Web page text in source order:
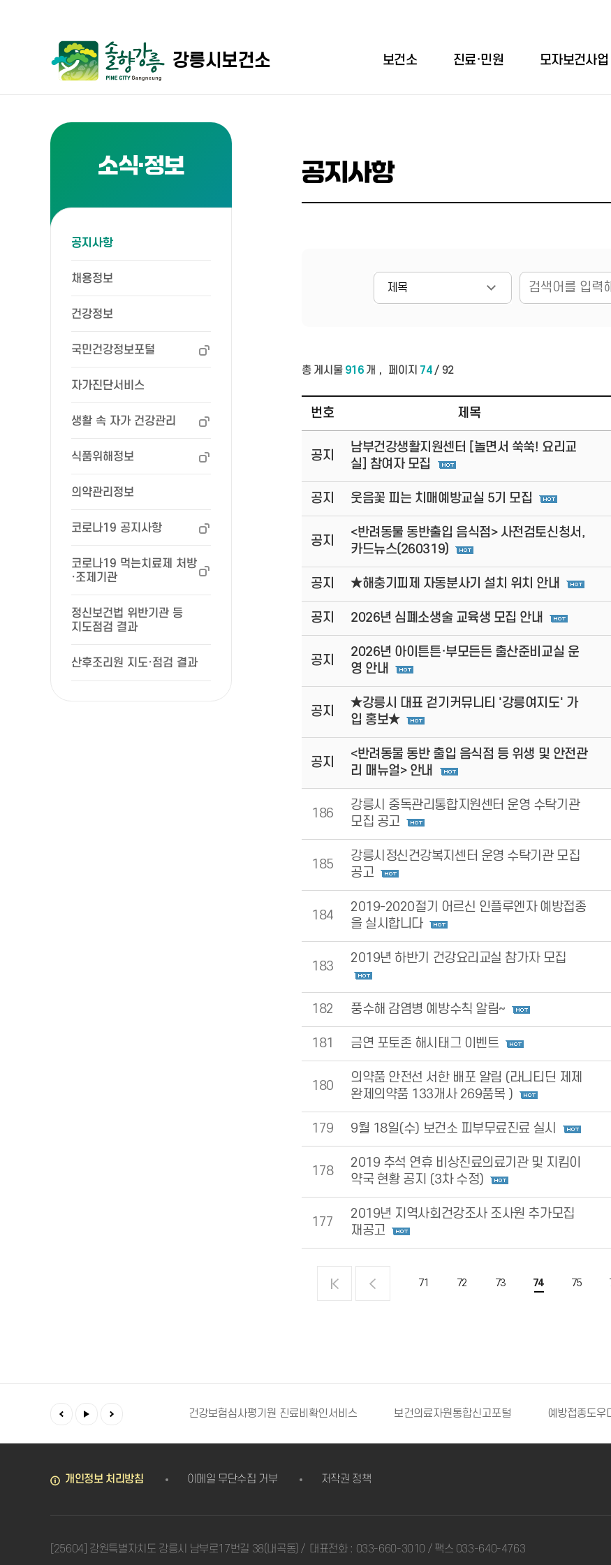
강릉시보건소 보건소 진료·민원 모자보건사업
소식·정보
공지사항
채용정보
건강정보
국민건강정보포털
자가진단서비스
생활 속 자가 건강관리
식품위해정보
의약관리정보
코로나19 공지사항
코로나19 먹는치료제 처방
·조제기관
정신보건법 위반기관 등
지도점검 결과
산후조리원 지도·점검 결과
공지사항
총 게시물 916개 , 페이지 74/ 92
번호 제목
공지
남부건강생활지원센터 [놀면서 쑥쑥! 요리교
실] 참여자 모집
공지 웃음꽃 피는 치매예방교실 5기 모집
공지
<반려동물 동반출입 음식점> 사전검토신청서,
카드뉴스(260319)
공지 ★해충기피제 자동분사기 설치 위치 안내
공지 2026년 심폐소생술 교육생 모집 안내
공지
2026년 아이튼튼·부모든든 출산준비교실 운
영 안내
공지
★강릉시 대표 걷기커뮤니티 '강릉여지도' 가
입 홍보★
공지
<반려동물 동반 출입 음식점 등 위생 및 안전관
리 매뉴얼> 안내
186
강릉시 중독관리통합지원센터 운영 수탁기관
모집 공고
185
강릉시정신건강복지센터 운영 수탁기관 모집
공고
184
2019-2020절기 어르신 인플루엔자 예방접종
을 실시합니다
183
2019년 하반기 건강요리교실 참가자 모집
182 풍수해 감염병 예방수칙 알림~
181 금연 포토존 해시태그 이벤트
180
의약품 안전선 서한 배포 알림 (라니티딘 제제
완제의약품 133개사 269품목 )
179 9월 18일(수) 보건소 피부무료진료 실시
178
2019 추석 연휴 비상진료의료기관 및 지킴이
약국 현황 공지 (3차 수정)
177
2019년 지역사회건강조사 조사원 추가모집
재공고
71 72 73 74 75
예방접종도우미 건강보험심사평기원 진료비확인서비스 보건의료자원통합신고포털 예방접종도우미
개인정보 처리방침 이메일 무단수집 거부 저작권 정책
[25604] 강원특별자치도 강릉시 남부로17번길 38(내곡동) 대표전화 : 033-660-3010 / 팩스 033-640-4763